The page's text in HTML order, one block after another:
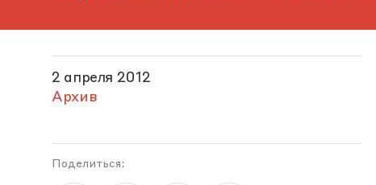
2 апреля 2012
Архив
Поделиться: